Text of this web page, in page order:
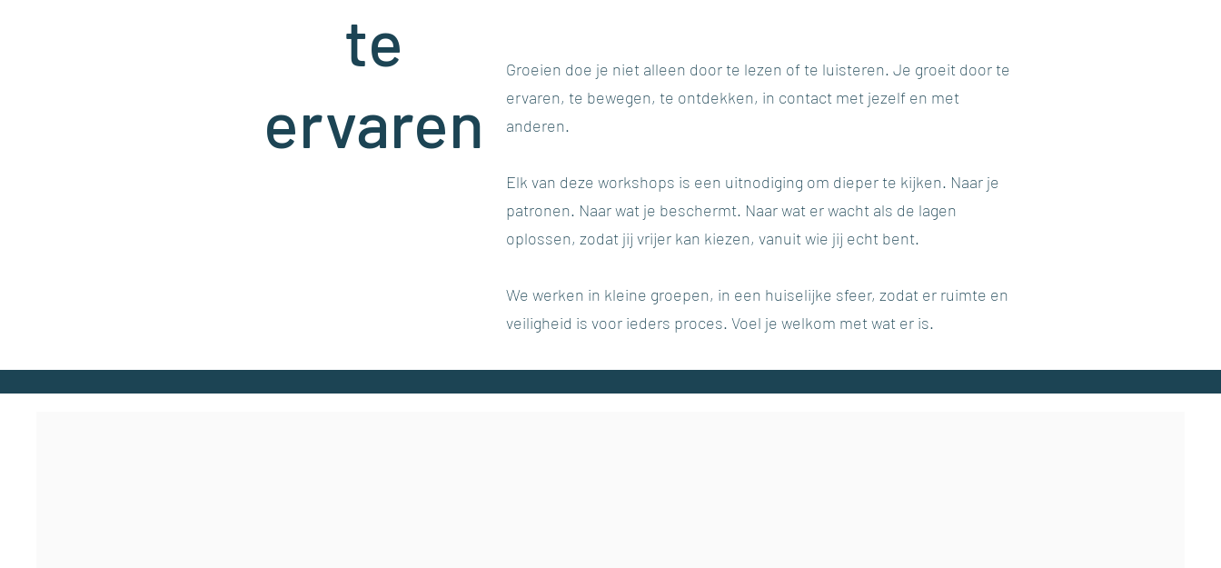
te
ervaren
Groeien doe je niet alleen door te lezen of te luisteren. Je groeit door te
ervaren, te bewegen, te ontdekken, in contact met jezelf en met
anderen.
Elk van deze workshops is een uitnodiging om dieper te kijken. Naar je
patronen. Naar wat je beschermt. Naar wat er wacht als de lagen
oplossen, zodat jij vrijer kan kiezen, vanuit wie jij echt bent.
We werken in kleine groepen, in een huiselijke sfeer, zodat er ruimte en
veiligheid is voor ieders proces. Voel je welkom met wat er is.